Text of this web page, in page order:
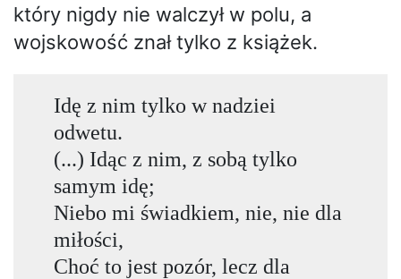
który nigdy nie walczył w polu, a
wojskowość znał tylko z książek.
Idę z nim tylko w nadziei
odwetu.
(...) Idąc z nim, z sobą tylko
samym idę;
Niebo mi świadkiem, nie, nie dla
miłości,
Choć to jest pozór, lecz dla